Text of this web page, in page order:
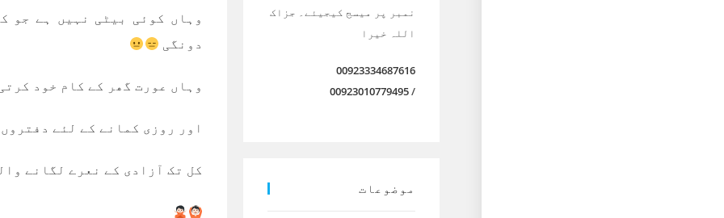
وہاں کوئی بیٹی نہیں ہے جو
دونگی
وہاں عورت گھر کے کام خود
اور روزی کمانے کے لئے
کل تک آزادی کے نعرے لگانے
نمبر پر میسج کیجیئے۔ جزاک
اللہ خیرا
00923334687616
/
00923010779495
موضوعات